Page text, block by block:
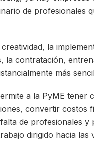
de profesionales
la
la contratación,
más
a la PyME tener
convertir costos
de profesionales
dirigido hacia las